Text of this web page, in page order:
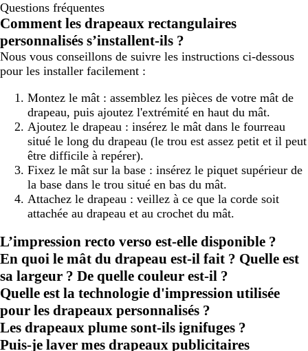
Questions fréquentes
Comment les drapeaux rectangulaires
personnalisés s’installent-ils ?
Nous vous conseillons de suivre les instructions ci-dessous
pour les installer facilement :
Montez le mât : assemblez les pièces de votre mât de
drapeau, puis ajoutez l'extrémité en haut du mât.
Ajoutez le drapeau : insérez le mât dans le fourreau
situé le long du drapeau (le trou est assez petit et il peut
être difficile à repérer).
Fixez le mât sur la base : insérez le piquet supérieur de
la base dans le trou situé en bas du mât.
Attachez le drapeau : veillez à ce que la corde soit
attachée au drapeau et au crochet du mât.
L’impression recto verso est-elle disponible ?
En quoi le mât du drapeau est-il fait ? Quelle est
sa largeur ? De quelle couleur est-il ?
Quelle est la technologie d'impression utilisée
pour les drapeaux personnalisés ?
Les drapeaux plume sont-ils ignifuges ?
Puis-je laver mes drapeaux publicitaires